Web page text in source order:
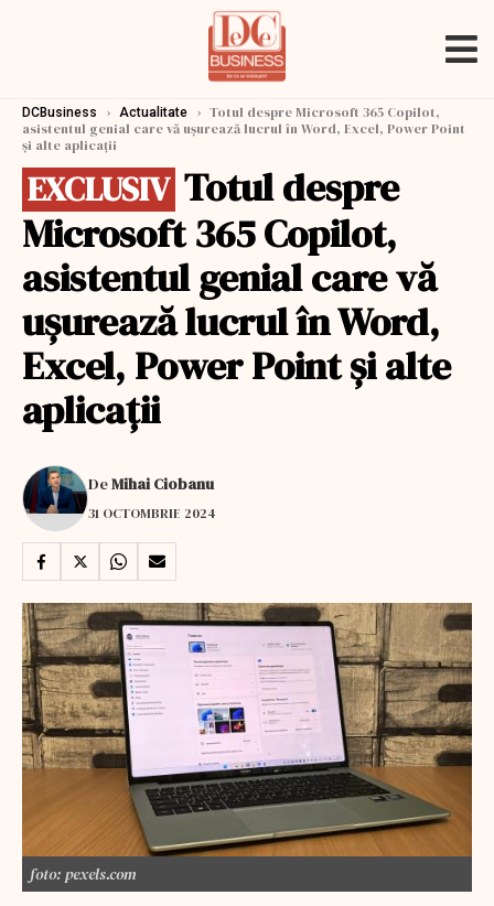
DCBusiness › Actualitate › Totul despre Microsoft 365 Copilot,
asistentul genial care vă uşurează lucrul în Word, Excel, Power Point
şi alte aplicaţii
EXCLUSIV Totul despre
Microsoft 365 Copilot,
asistentul genial care vă
uşurează lucrul în Word,
Excel, Power Point şi alte
aplicaţii
DeMihai Ciobanu
31 OCTOMBRIE 2024
foto: pexels.com